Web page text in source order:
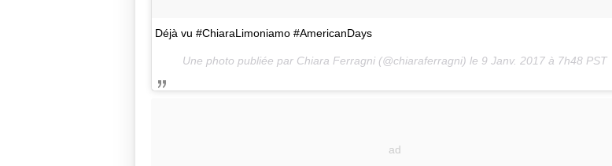
Déjà vu #ChiaraLimoniamo #AmericanDays
Une photo publiée par Chiara Ferragni (@chiaraferragni) le 9 Janv. 2017 à 7h48 PST